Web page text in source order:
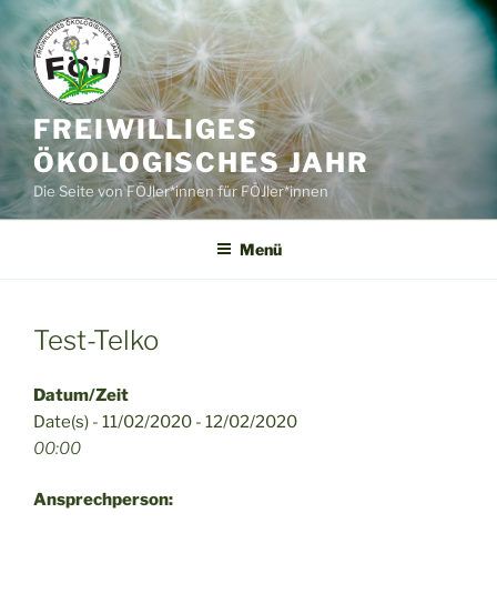
Inhalt
springen
FREIWILLIGES
ÖKOLOGISCHES JAHR
Die Seite von FÖJler*innen für FÖJler*innen
Menü
Test-Telko
Datum/Zeit
Date(s) - 11/02/2020 - 12/02/2020
00:00
Ansprechperson: